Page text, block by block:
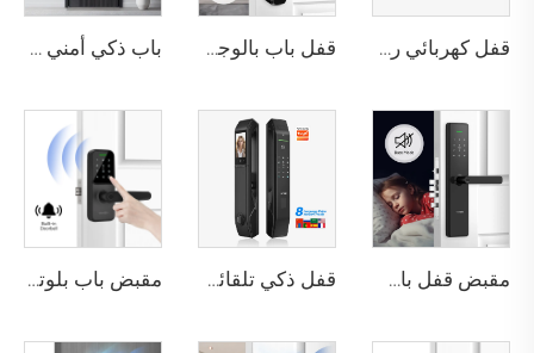
قفل كهربائي رقمي ذكي مع التعرف على بصمة اليد والأوردة باستخدام البطاقة للمنزل Tenon K10 Pro قفل باب بالوجه ثلاثي الأبعاد مع كاميرا وبصمة الإصبع وكلمة المرور والأوردة Tenon A9 Pro باب ذكي أمني فاخر من الألومنيوم للاستخدام السكني الرئيسي M8
مقبض قفل باب بصمة الإصبع المنزلي Tuya T15 قفل ذكي تلقائي للباب باستخدام بصمة الوجه D7 Pro مقبض باب بلوتوث مع كلمة مرور رقمية وبصمة عبر واي فاي Tenon K8